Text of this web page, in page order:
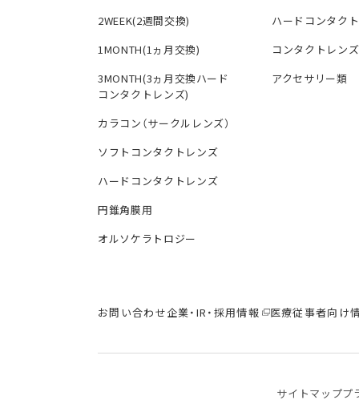
2WEEK(2週間交換)
1MONTH(1ヵ月交換)
3MONTH(3ヵ月交換ハード
コンタクトレンズ)
カラコン（サークルレンズ）
ソフトコンタクトレンズ
ハードコンタクトレンズ
円錐角膜用
オルソケラトロジー
ハードコンタク
コンタクトレン
アクセサリー類
お問い合わせ企業・IR・採用情報 医療従事者向け
サイトマッププ